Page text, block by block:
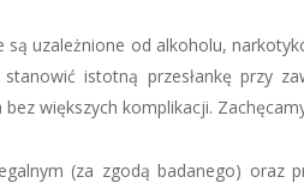
uzależnione od alkoholu,
istotną przesłankę przy
większych komplikacji.
(za zgodą badanego)